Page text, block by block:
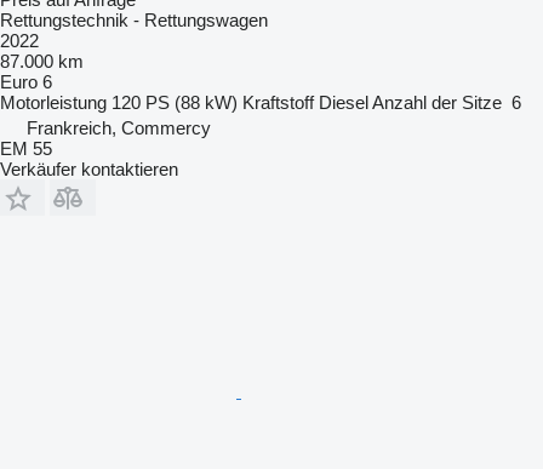
Rettungstechnik - Rettungswagen
2022
87.000 km
Euro 6
Motorleistung 120 PS (88 kW) Kraftstoff DieselAnzahl der Sitze 6
Frankreich, Commercy
EM 55
Verkäufer kontaktieren